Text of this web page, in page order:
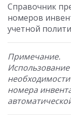
Справочник
номеров
учетной
Примечание.
номера